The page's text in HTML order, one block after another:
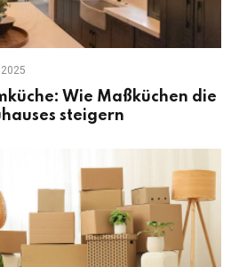
Wie Maßküchen die
steigern